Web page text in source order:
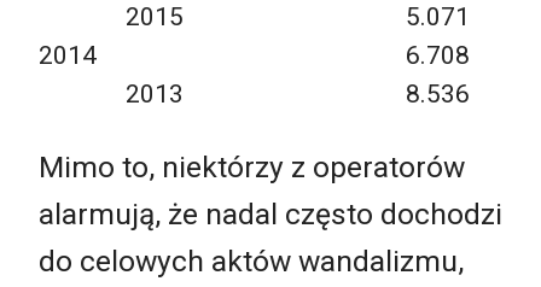
2015
5.071
2014
6.708
2013
8.536
Mimo to, niektórzy z operatorów
alarmują, że nadal często dochodzi
do celowych aktów wandalizmu,